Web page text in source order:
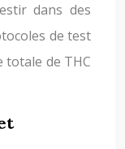
dans des
de test
totale de THC